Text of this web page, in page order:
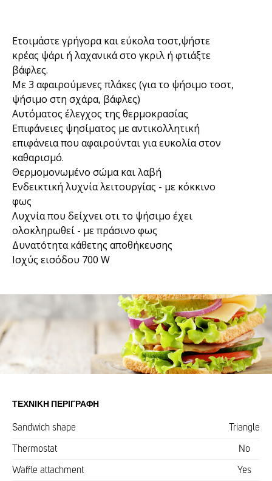
Ετοιμάστε γρήγορα και εύκολα τοστ,ψήστε
κρέας ψάρι ή λαχανικά στο γκριλ ή φτιάξτε
βάφλες.
Με 3 αφαιρούμενες πλάκες (για το ψήσιμο τοστ,
ψήσιμο στη σχάρα, βάφλες)
Αυτόματος έλεγχος της θερμοκρασίας
Επιφάνειες ψησίματος με αντικολλητική
επιφάνεια που αφαιρούνται για ευκολία στον
καθαρισμό.
Θερμομονωμένο σώμα και λαβή
Ενδεικτική λυχνία λειτουργίας - με κόκκινο
φως
Λυχνία που δείχνει οτι το ψήσιμο έχει
ολοκληρωθεί - με πράσινο φως
Δυνατότητα κάθετης αποθήκευσης
Ισχύς εισόδου 700 W
ΤΕΧΝΙΚΉ ΠΕΡΙΓΡΑΦΉ
Sandwich shape Triangle
Thermostat No
Waffle attachment Yes